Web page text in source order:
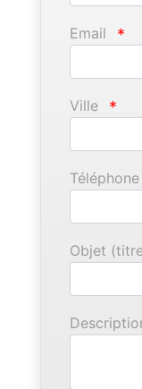
Email *
Ville *
Téléphone
Objet